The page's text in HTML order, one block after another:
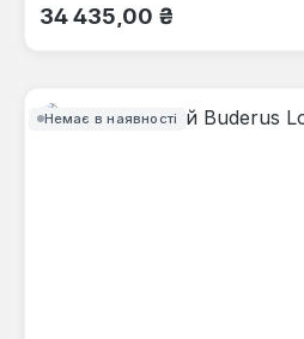
Звичайна ціна:
34 435,00 ₴
Немає в наявності